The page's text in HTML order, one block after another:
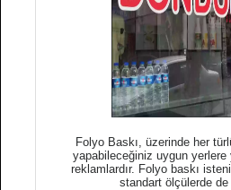
Folyo Baskı, üzerinde her
yapabileceğiniz uygun yerlere
reklamlardır. Folyo baskı
standart ölçülerde de